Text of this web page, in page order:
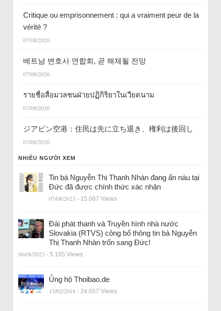
Critique ou emprisonnement : qui a vraiment peur de la
vérité ?
07/08/2026
베트남 변호사 연합회, 곧 해체될 전망
07/08/2026
รายชื่อสื่อมวลชนฝ่ายปฏิกิริยาในเวียดนาม
07/08/2026
ジアビン空港：住民は先に立ち退き、権利は後回し
07/08/2026
NHIỀU NGƯỜI XEM
Tin bà Nguyễn Thị Thanh Nhàn đang ẩn náu tại
Đức đã được chính thức xác nhận
07/08/2023 - 15.067 Views
Đài phát thanh và Truyền hình nhà nước
Slovakia (RTVS) công bố thông tin bà Nguyễn
Thị Thanh Nhàn trốn sang Đức!
06/08/2023 - 5.165 Views
Ủng hộ Thoibao.de
15/02/2018 - 24.057 Views